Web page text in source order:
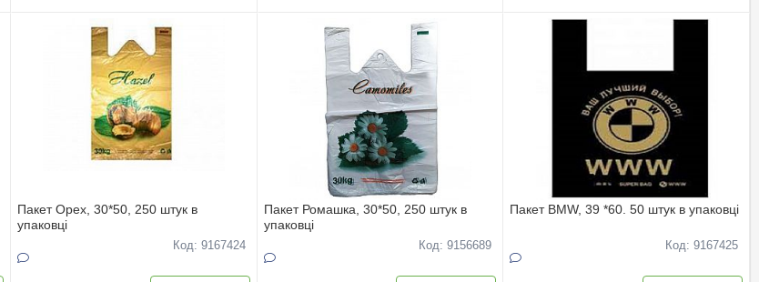
Пакет Орех, 30*50, 250 штук в
упаковці
Код: 9167424
Пакет Ромашка, 30*50, 250 штук в
упаковці
Код: 9156689
Пакет BMW, 39 *60. 50 штук в упаковці
Код: 9167425